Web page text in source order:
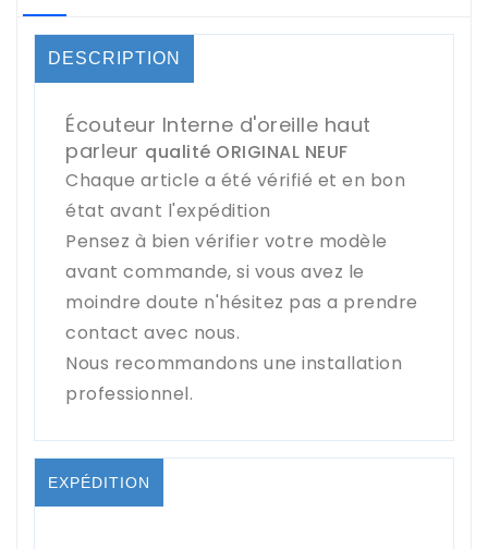
DESCRIPTION
Écouteur Interne d'oreille haut
parleur qualité ORIGINAL NEUF
Chaque article a été vérifié et en bon
état avant l'expédition
Pensez à bien vérifier votre modèle
avant commande, si vous avez le
moindre doute n'hésitez pas a prendre
contact avec nous.
Nous recommandons une installation
professionnel.
EXPÉDITION